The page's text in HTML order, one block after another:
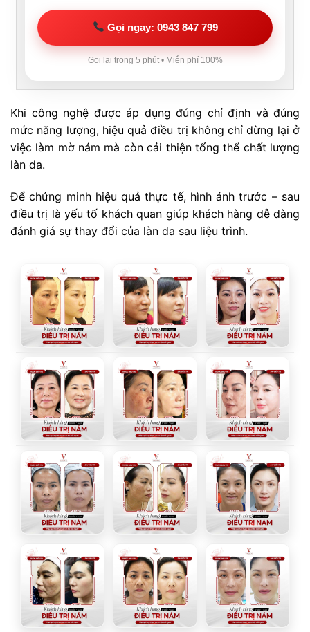
Gọi ngay: 0943 847 799
Gọi lại trong 5 phút • Miễn phí 100%
Khi công nghệ được áp dụng đúng chỉ định và đúng
mức năng lượng, hiệu quả điều trị không chỉ dừng lại ở
việc làm mờ nám mà còn cải thiện tổng thể chất lượng
làn da.
Để chứng minh hiệu quả thực tế, hình ảnh trước – sau
điều trị là yếu tố khách quan giúp khách hàng dễ dàng
đánh giá sự thay đổi của làn da sau liệu trình.